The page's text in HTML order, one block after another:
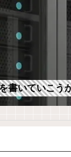
書いていこ